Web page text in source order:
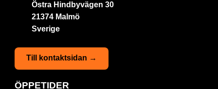
Östra Hindbyvägen 30
21374 Malmö
Sverige
Till kontaktsidan →
ÖPPETIDER